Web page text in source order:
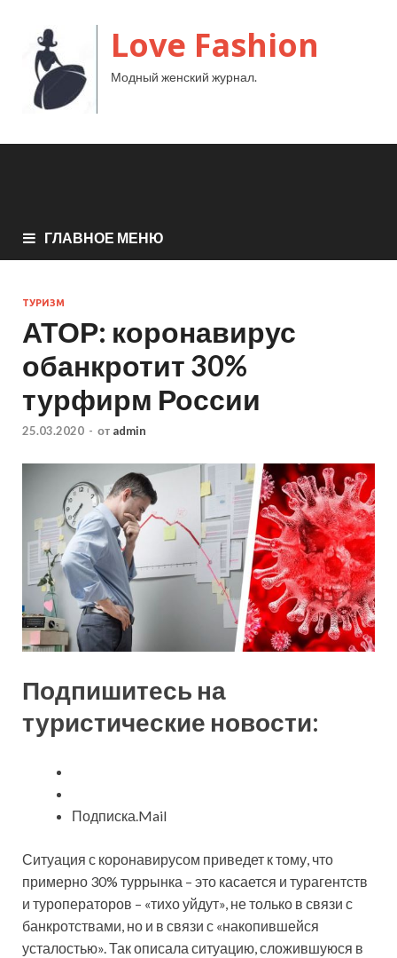
Love Fashion
Модный женский журнал.
ГЛАВНОЕ МЕНЮ
ТУРИЗМ
АТОР: коронавирус
обанкротит 30%
турфирм России
25.03.2020 - от admin
Подпишитесь на
туристические новости:
Подписка.Mail
Ситуация с коронавирусом приведет к тому, что
примерно 30% туррынка – это касается и турагентств
и туроператоров – «тихо уйдут», не только в связи с
банкротствами, но и в связи с «накопившейся
усталостью». Так описала ситуацию, сложившуюся в